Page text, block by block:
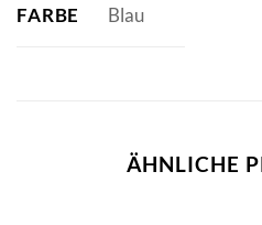
FARBE Blau
ÄHNLICHE